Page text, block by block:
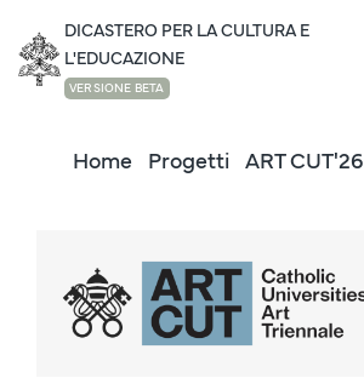
DICASTERO PER LA CULTURA E
L'EDUCAZIONE
VERSIONE BETA
Home Progetti ART CUT'26